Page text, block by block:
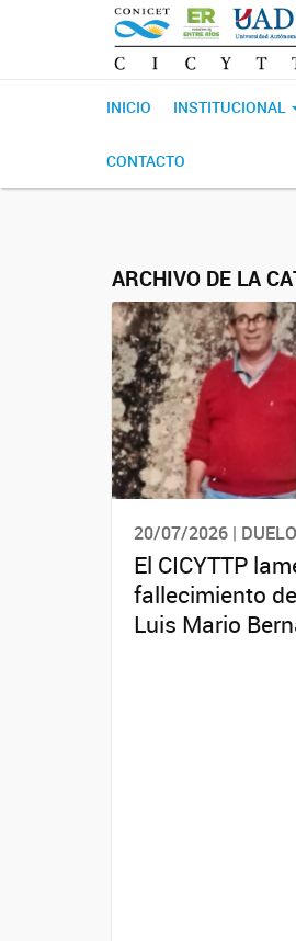
INICIO INSTITUCIONAL
CONTACTO
ARCHIVO DE LA
20/07/2026 | DUELO
El CICYTTP
fallecimiento
Luis Mario